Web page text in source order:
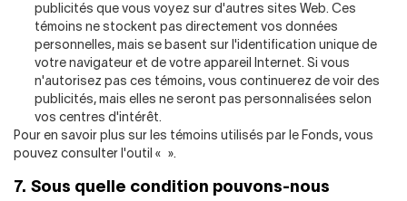
publicités que vous voyez sur d'autres sites Web. Ces
témoins ne stockent pas directement vos données
personnelles, mais se basent sur l'identification unique de
votre navigateur et de votre appareil Internet. Si vous
n'autorisez pas ces témoins, vous continuerez de voir des
publicités, mais elles ne seront pas personnalisées selon
vos centres d'intérêt.
Pour en savoir plus sur les témoins utilisés par le Fonds, vous
pouvez consulter l'outil « ».
7. Sous quelle condition pouvons-nous